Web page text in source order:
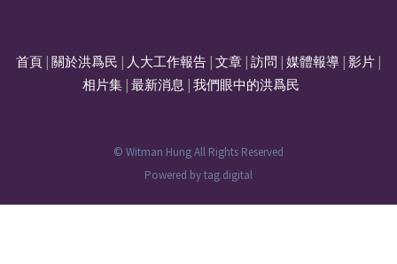
首頁 關於洪爲民 人大工作報告 文章 訪問 媒體報導 影片
相片集| 最新消息 我們眼中的洪爲民
© Witman Hung All Rights Reserved
Powered bytag.digital